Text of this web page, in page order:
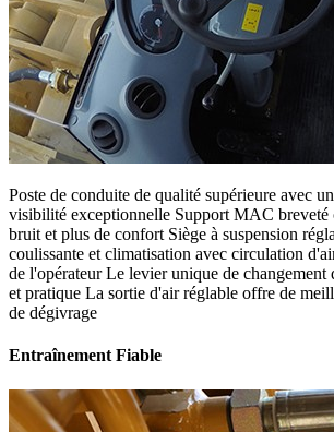
Poste de conduite de qualité supérieure avec
visibilité exceptionnelle Support MAC breveté
bruit et plus de confort Siège à suspension
coulissante et climatisation avec circulation
de l'opérateur Le levier unique de changement
et pratique La sortie d'air réglable offre de
de dégivrage
Entraînement Fiable